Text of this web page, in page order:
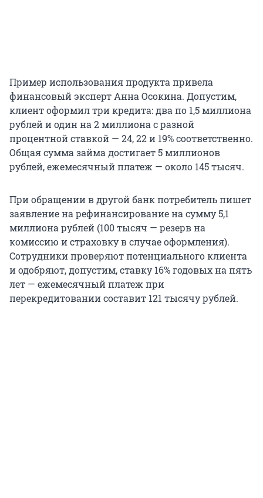
Пример использования продукта привела
финансовый эксперт Анна Осокина. Допустим,
клиент оформил три кредита: два по 1,5 миллиона
рублей и один на 2 миллиона с разной
процентной ставкой — 24, 22 и 19% соответственно.
Общая сумма займа достигает 5 миллионов
рублей, ежемесячный платеж — около 145 тысяч.
При обращении в другой банк потребитель пишет
заявление на рефинансирование на сумму 5,1
миллиона рублей (100 тысяч — резерв на
комиссию и страховку в случае оформления).
Сотрудники проверяют потенциального клиента
и одобряют, допустим, ставку 16% годовых на пять
лет — ежемесячный платеж при
перекредитовании составит 121 тысячу рублей.